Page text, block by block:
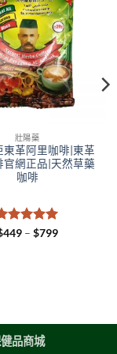
壯陽藥
東革阿里咖啡|東革
官網正品|天然草藥
咖啡
分5 滿
449 – $799Price
品商城